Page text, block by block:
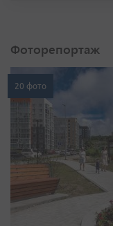
Фоторепортаж
20 фото